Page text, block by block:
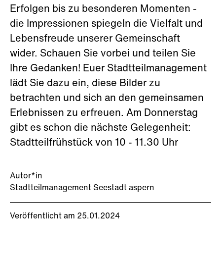
Autor*in
Stadtteilmanagement Seestadt aspern
Veröffentlicht am 25.01.2024
Erfolgen bis zu besonderen Momenten -
die Impressionen spiegeln die Vielfalt und
Lebensfreude unserer Gemeinschaft
wider. Schauen Sie vorbei und teilen Sie
Ihre Gedanken! Euer Stadtteilmanagement
lädt Sie dazu ein, diese Bilder zu
betrachten und sich an den gemeinsamen
Erlebnissen zu erfreuen. Am Donnerstag
gibt es schon die nächste Gelegenheit:
Stadtteilfrühstück von 10 - 11.30 Uhr